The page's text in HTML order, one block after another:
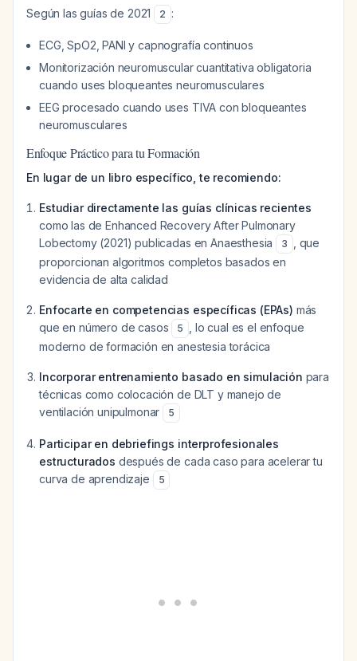
Según las guías de 2021 2 :
ECG, SpO2, PANI y capnografía continuos
Monitorización neuromuscular cuantitativa obligatoria
cuando uses bloqueantes neuromusculares
EEG procesado cuando uses TIVA con bloqueantes
neuromusculares
Enfoque Práctico para tu Formación
En lugar de un libro específico, te recomiendo:
Estudiar directamente las guías clínicas recientes
como las de Enhanced Recovery After Pulmonary
Lobectomy (2021) publicadas en Anaesthesia
3
, que
proporcionan algoritmos completos basados en
evidencia de alta calidad
Enfocarte en competencias específicas (EPAs) más
que en número de casos
5
, lo cual es el enfoque
moderno de formación en anestesia torácica
Incorporar entrenamiento basado en simulación para
técnicas como colocación de DLT y manejo de
ventilación unipulmonar
5
Participar en debriefings interprofesionales
estructurados después de cada caso para acelerar tu
curva de aprendizaje
5